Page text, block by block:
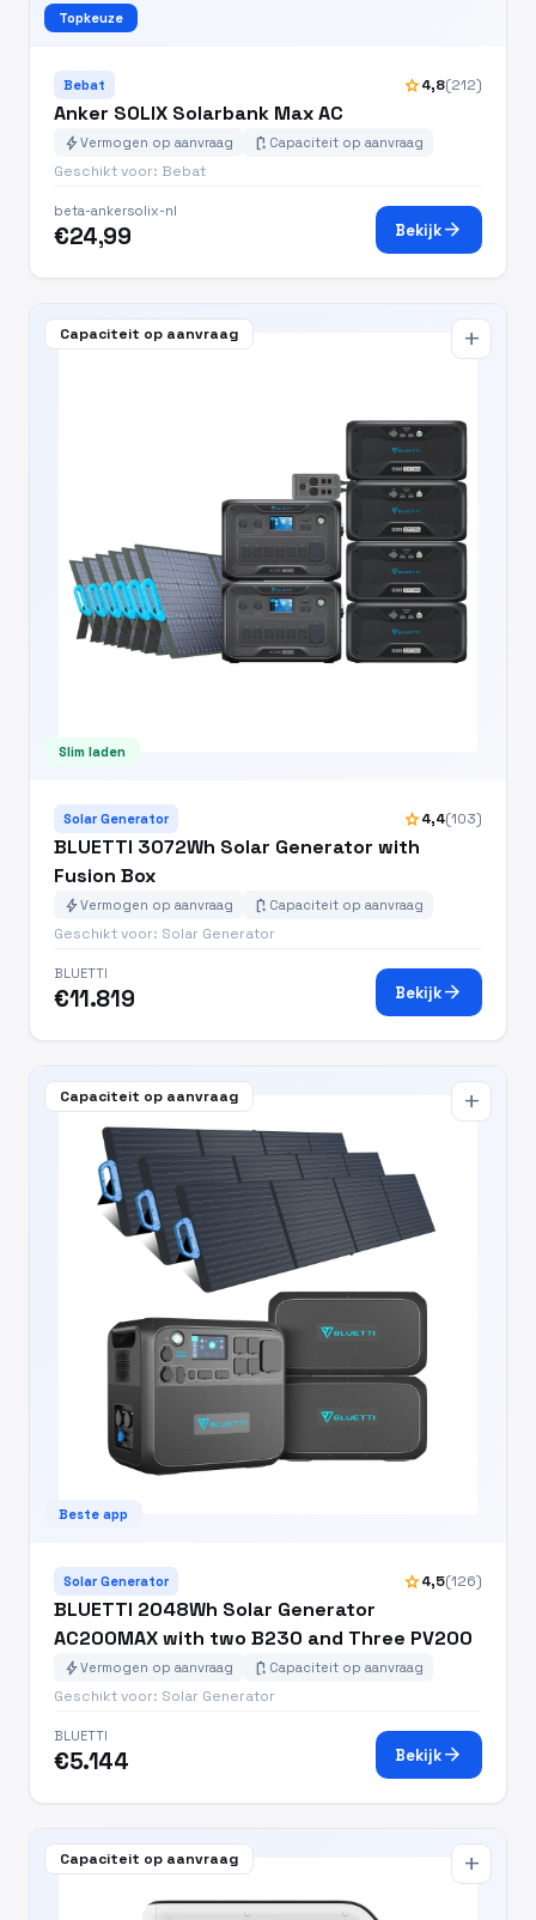
Topkeuze
Bebat star4,8(212)
Anker SOLIX Solarbank Max AC
boltVermogen op aanvraag battery_charging_full Capaciteit op aanvraag
Geschikt voor: Bebat
beta-ankersolix-nl
€24,99 Bekijkarrow_forward
Capaciteit op aanvraag
Slim laden
add
Solar Generator star4,4(103)
BLUETTI 3072Wh Solar Generator with
Fusion Box
boltVermogen op aanvraag battery_charging_full Capaciteit op aanvraag
Geschikt voor: Solar Generator
BLUETTI
€11.819 Bekijkarrow_forward
Capaciteit op aanvraag
Beste app
add
Solar Generator star4,5(126)
BLUETTI 2048Wh Solar Generator
AC200MAX with two B230 and Three PV200
boltVermogen op aanvraag battery_charging_full Capaciteit op aanvraag
Geschikt voor: Solar Generator
BLUETTI
€5.144 Bekijkarrow_forward
Capaciteit op aanvraag add